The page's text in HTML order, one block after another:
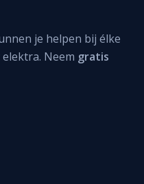
je helpen bij élke
Neem gratis